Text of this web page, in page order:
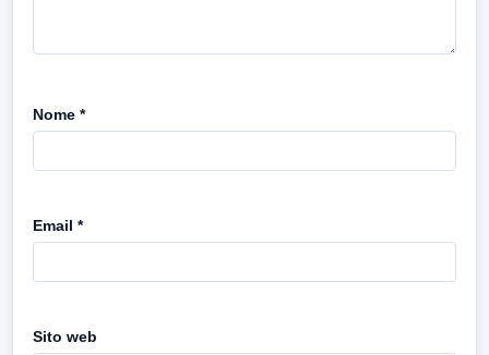
Nome *
Email *
Sito web